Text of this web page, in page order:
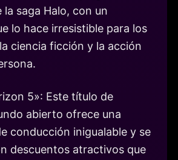
la saga Halo, con un
lo hace irresistible para los
ciencia ficción y la acción
5»: Este título de
abierto ofrece una
conducción inigualable y se
descuentos atractivos que